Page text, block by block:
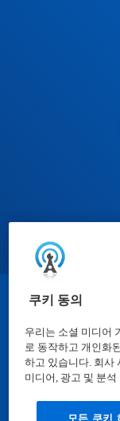
쿠키 동의
우리는 소셜 미디어
로 동작하고 개인화
하고 있습니다. 회사
미디어, 광고 및 분
모든 쿠키
물질안전보건자